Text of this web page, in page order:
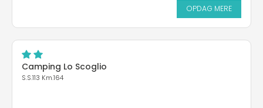
OPDAG MERE
Camping Lo Scoglio
S.S.113 Km.164